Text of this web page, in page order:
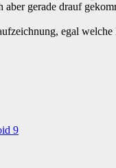
gerade drauf
egal
9